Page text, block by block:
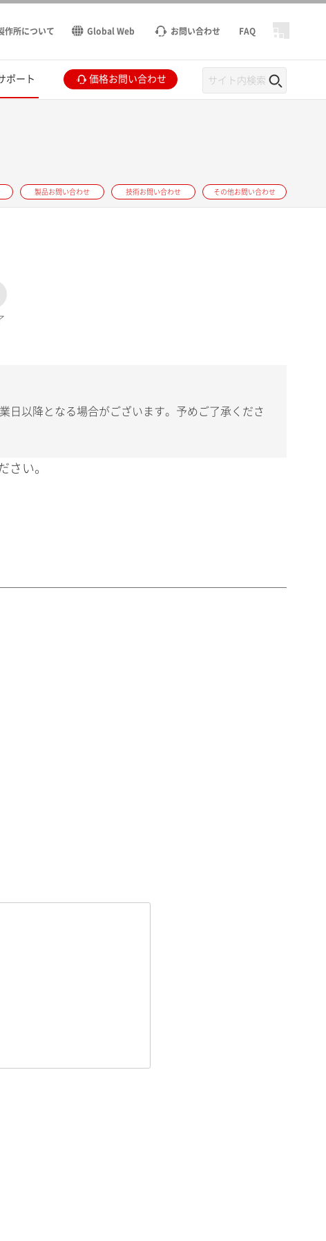
作所について Global Web お問い合わせ FAQ
ポート 価格お問い合わせ
製品お問い合わせ 技術お問い合わせ その他お問い合わせ
日以降となる場合がございます。予めご了承くださ
さい。